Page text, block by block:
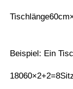
Beispiel: Ein